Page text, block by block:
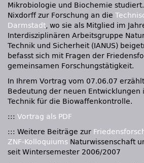
Mikrobiologie und Biochemie
Nixdorff zur Forschung an die
Darmstadt, wo sie als Mitglied im
Interdisziplinären Arbeitsgruppe
Technik und Sicherheit (IANUS)
befasst sich mit Fragen der
gemeinsamen Forschungstätigkeit.
In Ihrem Vortrag vom 07.06.07
Bedeutung der neuen Entwicklungen
Technik für die Biowaffenkontrolle.
::: Vortrag als PDF
::: Weitere Beiträge zur
ZNF-Kolloquiums Naturwissenschaft
seit Wintersemester 2006/2007